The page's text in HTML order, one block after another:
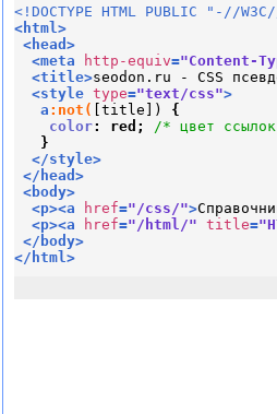
<!DOCTYPE HTML PUBLIC "-//
< html>
< head >
<meta http-equiv="Content-
<title>seodon.ru - CSS
<style type="text/css">
a :not( [title] ) {
color: red ;
/* цвет
}
</style>
</ head >
<body>
<p><a href="/css/">
<p><a href="/html/" title=
</ body>
</ html>